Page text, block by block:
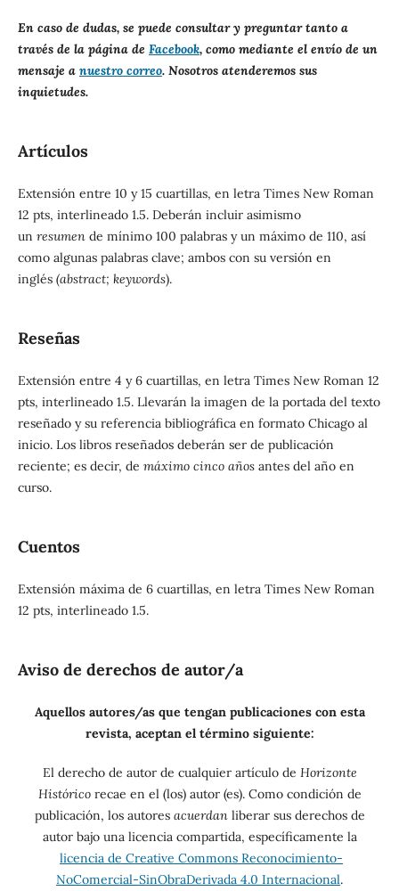
En caso de dudas, se puede consultar y preguntar tanto a
través de la página de Facebook, como mediante el envío de un
mensaje a nuestro correo. Nosotros atenderemos sus
inquietudes.
Artículos
Extensión entre 10 y 15 cuartillas, en letra Times New Roman
12 pts, interlineado 1.5. Deberán incluir asimismo
un resumende mínimo 100 palabras y un máximo de 110, así
como algunas palabras clave; ambos con su versión en
inglés (abstract; keywords).
Reseñas
Extensión entre 4 y 6 cuartillas, en letra Times New Roman 12
pts, interlineado 1.5. Llevarán la imagen de la portada del texto
reseñado y su referencia bibliográfica en formato Chicago al
inicio. Los libros reseñados deberán ser de publicación
reciente; es decir, de máximo cinco añosantes del año en
curso.
Cuentos
Extensión máxima de 6 cuartillas, en letra Times New Roman
12 pts, interlineado 1.5.
Aviso de derechos de autor/a
Aquellos autores/as que tengan publicaciones con esta
revista, aceptan el término siguiente:
El derecho de autor de cualquier artículo de Horizonte
Históricorecae en el (los) autor (es). Como condición de
publicación, los autores acuerdanliberar sus derechos de
autor bajo una licencia compartida, específicamente la
licencia de Creative Commons Reconocimiento-
NoComercial-SinObraDerivada 4.0 Internacional.